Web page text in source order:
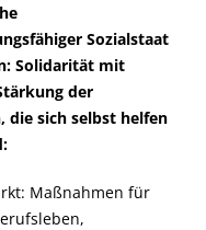
Sozialstaat
Solidarität mit
der
die sich selbst helfen
Maßnahmen für